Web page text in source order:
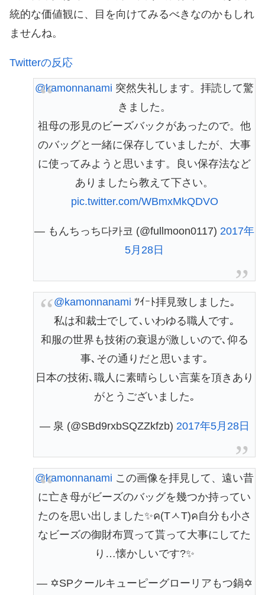
統的な価値観に、目を向けてみるべきなのかもしれ
ませんね。
Twitterの反応
@kamonnanami 突然失礼します。拝読して驚
きました。
祖母の形見のビーズバックがあったので。他
のバッグと一緒に保存していましたが、大事
に使ってみようと思います。良い保存法など
ありましたら教えて下さい。
pic.twitter.com/WBmxMkQDVO
— もんちっち다카코 (@fullmoon0117) 2017年
5月28日
@kamonnanami ﾂｲｰﾄ拝見致しました｡
私は和裁士でして､いわゆる職人です｡
和服の世界も技術の衰退が激しいので､仰る
事､その通りだと思います｡
日本の技術､職人に素晴らしい言葉を頂きあり
がとうございました｡
— 泉 (@SBd9rxbSQZZkfzb) 2017年5月28日
@kamonnanami この画像を拝見して、遠い昔
に亡き母がビーズのバッグを幾つか持ってい
たのを思い出しました✨ค(TㅅT)ค自分も小さ
なビーズの御財布買って貰って大事にしてた
り…懐かしいです?✨
— ✡SPクールキューピーグローリアもつ鍋✡